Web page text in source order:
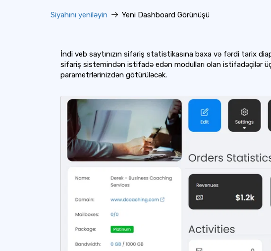
Siyahını yeniləyin Yeni Dashboard Görünüşü
İndi veb saytınızın sifariş statistikasına baxa və fərdi tarix
sifariş sistemindən istifadə edən modulları olan istifadəçilər
parametrlərinizdən götürüləcək.